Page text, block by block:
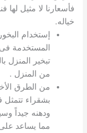
فأسعارنا لا مثيل
خياله.
إستخدام
المستخدمة
تبخير المنزل
من المنزل .
من الطرق
بشقراء
ودهنه جيداً
مما يساعد